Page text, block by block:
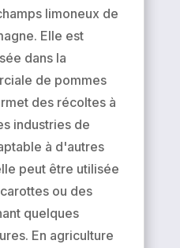
limoneux de
Elle est
dans la
de pommes
des récoltes à
industries de
à d'autres
peut être utilisée
ou des
quelques
En agriculture